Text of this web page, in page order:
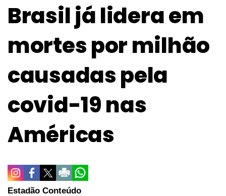
Brasil já lidera em
mortes por milhão
causadas pela
covid-19 nas
Américas
Estadão Conteúdo